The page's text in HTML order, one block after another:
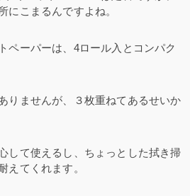
にこまるんですよね。
ペーパーは、4ロール入とコンパク
りませんが、３枚重ねてあるせいか
して使えるし、ちょっとした拭き掃
えてくれます。